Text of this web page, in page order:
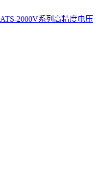
ATS-2000V系列高精度电压